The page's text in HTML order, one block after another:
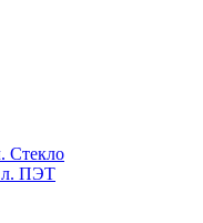
Стекло
л. ПЭТ